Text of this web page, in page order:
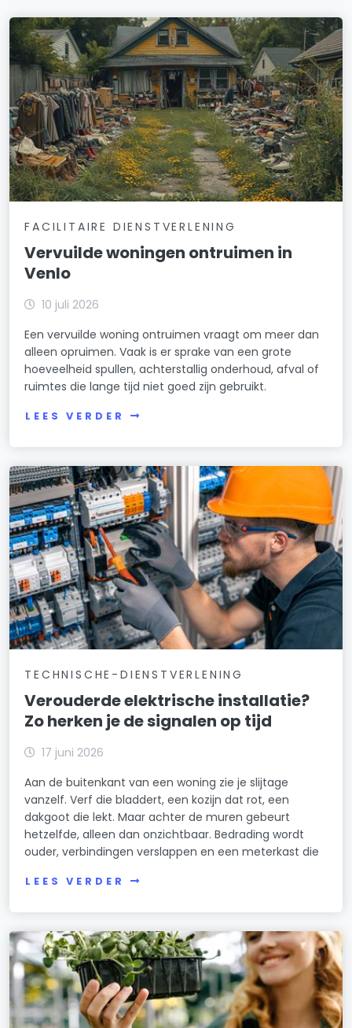
FACILITAIRE DIENSTVERLENING
Vervuilde woningen ontruimen in
Venlo
10 juli 2026
Een vervuilde woning ontruimen vraagt om meer dan
alleen opruimen. Vaak is er sprake van een grote
hoeveelheid spullen, achterstallig onderhoud, afval of
ruimtes die lange tijd niet goed zijn gebruikt.
LEES VERDER
TECHNISCHE-DIENSTVERLENING
Verouderde elektrische installatie?
Zo herken je de signalen op tijd
17 juni 2026
Aan de buitenkant van een woning zie je slijtage
vanzelf. Verf die bladdert, een kozijn dat rot, een
dakgoot die lekt. Maar achter de muren gebeurt
hetzelfde, alleen dan onzichtbaar. Bedrading wordt
ouder, verbindingen verslappen en een meterkast die
LEES VERDER